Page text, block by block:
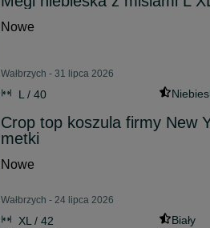
Nowe
Wałbrzych - 31 lipca 2026
L / 40
Crop top koszula firmy New
metki
Nowe
Wałbrzych - 24 lipca 2026
XL / 42
Biały